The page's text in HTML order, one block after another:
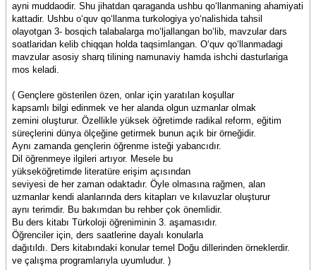
ayni muddaodir. Shu jihatdan qaraganda ushbu qo‘llanmaning ahamiyati
kattadir. Ushbu o‘quv qo‘llanma turkologiya yo‘nalishida tahsil
olayotgan 3- bosqich talabalarga mo‘ljallangan bo‘lib, mavzular dars
soatlaridan kelib chiqqan holda taqsimlangan. O‘quv qo‘llanmadagi
mavzular asosiy sharq tilining namunaviy hamda ishchi dasturlariga
mos keladi.
( Gençlere gösterilen özen, onlar için yaratılan koşullar
kapsamlı bilgi edinmek ve her alanda olgun uzmanlar olmak
zemini oluşturur. Özellikle yüksek öğretimde radikal reform, eğitim
süreçlerini dünya ölçeğine getirmek bunun açık bir örneğidir.
Aynı zamanda gençlerin öğrenme isteği yabancıdır.
Dil öğrenmeye ilgileri artıyor. Mesele bu
yükseköğretimde literatüre erişim açısından
seviyesi de her zaman odaktadır. Öyle olmasına rağmen, alan
uzmanlar kendi alanlarında ders kitapları ve kılavuzlar oluşturur
aynı terimdir. Bu bakımdan bu rehber çok önemlidir.
Bu ders kitabı Türkoloji öğreniminin 3. aşamasıdır.
Öğrenciler için, ders saatlerine dayalı konularla
dağıtıldı. Ders kitabındaki konular temel Doğu dillerinden örneklerdir.
ve çalışma programlarıyla uyumludur. )